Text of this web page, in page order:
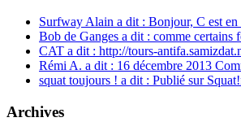
Surfway Alain a dit : Bonjour, C est en
Bob de Ganges a dit : comme certains
CAT a dit : http://tours-
Rémi A. a dit : 16 décembre 2013
squat toujours ! a dit : Publié sur
Archives